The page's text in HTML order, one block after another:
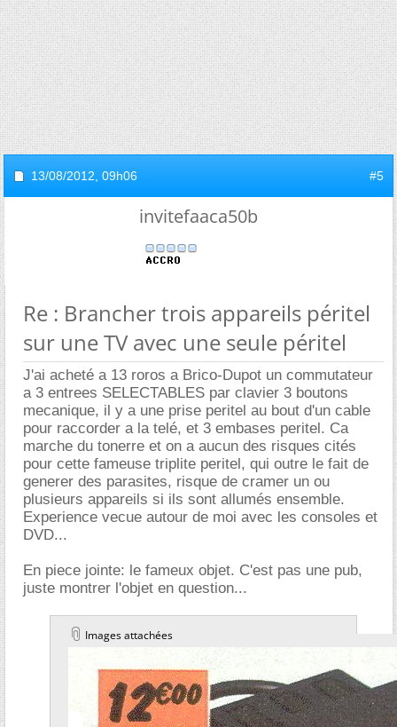
13/08/2012, 09h06 #5
invitefaaca50b
Re : Brancher trois appareils péritel
sur une TV avec une seule péritel
J'ai acheté a 13 roros a Brico-Dupot un commutateur
a 3 entrees SELECTABLES par clavier 3 boutons
mecanique, il y a une prise peritel au bout d'un cable
pour raccorder a la telé, et 3 embases peritel. Ca
marche du tonerre et on a aucun des risques cités
pour cette fameuse triplite peritel, qui outre le fait de
generer des parasites, risque de cramer un ou
plusieurs appareils si ils sont allumés ensemble.
Experience vecue autour de moi avec les consoles et
DVD...
En piece jointe: le fameux objet. C'est pas une pub,
juste montrer l'objet en question...
Images attachées